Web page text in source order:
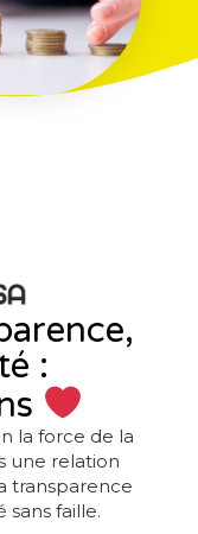
:
la force de la
une relation
transparence
faille.